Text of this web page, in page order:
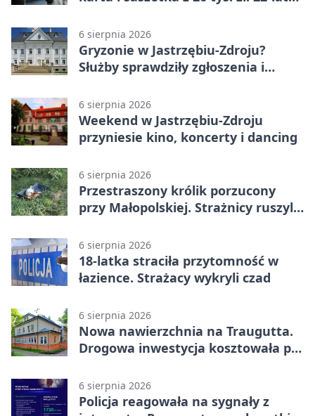
6 sierpnia 2026
Gryzonie w Jastrzębiu-Zdroju?
Służby sprawdziły zgłoszenia i
6 sierpnia 2026
Weekend w Jastrzębiu-Zdroju
przyniesie kino, koncerty i dancing
6 sierpnia 2026
Przestraszony królik porzucony
przy Małopolskiej. Strażnicy ruszyli
6 sierpnia 2026
18-latka straciła przytomność w
łazience. Strażacy wykryli czad
6 sierpnia 2026
Nowa nawierzchnia na Traugutta.
Drogowa inwestycja kosztowała pół
6 sierpnia 2026
Policja reagowała na sygnały z